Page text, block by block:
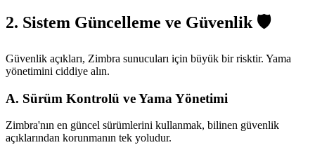
2. Sistem Güncelleme ve Güvenlik 🛡️
Güvenlik açıkları, Zimbra sunucuları için büyük bir risktir. Yama
yönetimini ciddiye alın.
A. Sürüm Kontrolü ve Yama Yönetimi
Zimbra'nın en güncel sürümlerini kullanmak, bilinen güvenlik
açıklarından korunmanın tek yoludur.